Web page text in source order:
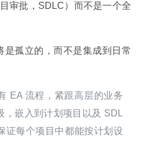
审批，SDLC）而不是一个全
是孤立的，而不是集成到日常
EA 流程，紧跟高层的业务
，嵌入到计划项目以及 SDL
证每个项目中都能按计划设